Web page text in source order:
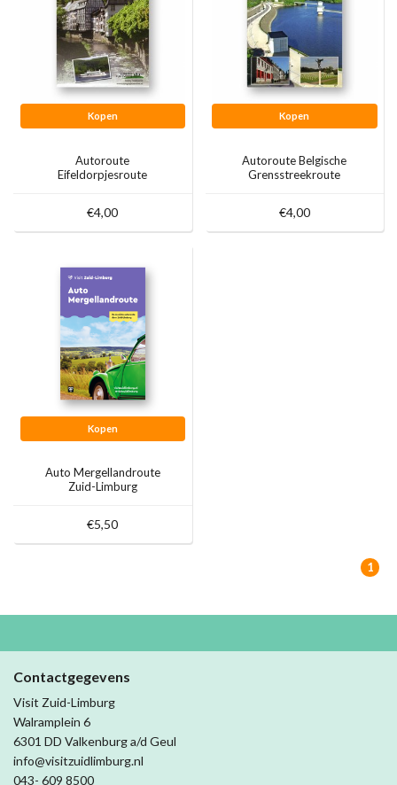
Kopen
Autoroute
Eifeldorpjesroute
€4,00
Kopen
Autoroute Belgische
Grensstreekroute
€4,00
Kopen
Auto Mergellandroute
Zuid-Limburg
€5,50
1
Contactgegevens
Visit Zuid-Limburg
Walramplein 6
6301 DD Valkenburg a/d Geul
info@visitzuidlimburg.nl
043- 609 8500